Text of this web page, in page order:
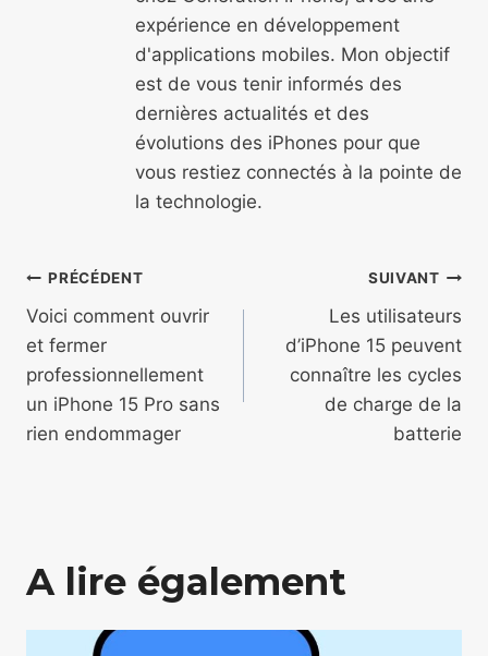
expérience en développement
d'applications mobiles. Mon objectif
est de vous tenir informés des
dernières actualités et des
évolutions des iPhones pour que
vous restiez connectés à la pointe de
la technologie.
Navigation
de
l’article
PRÉCÉDENT
Voici comment ouvrir
et fermer
professionnellement
un iPhone 15 Pro sans
rien endommager
SUIVANT
Les utilisateurs
d’iPhone 15 peuvent
connaître les cycles
de charge de la
batterie
A lire également